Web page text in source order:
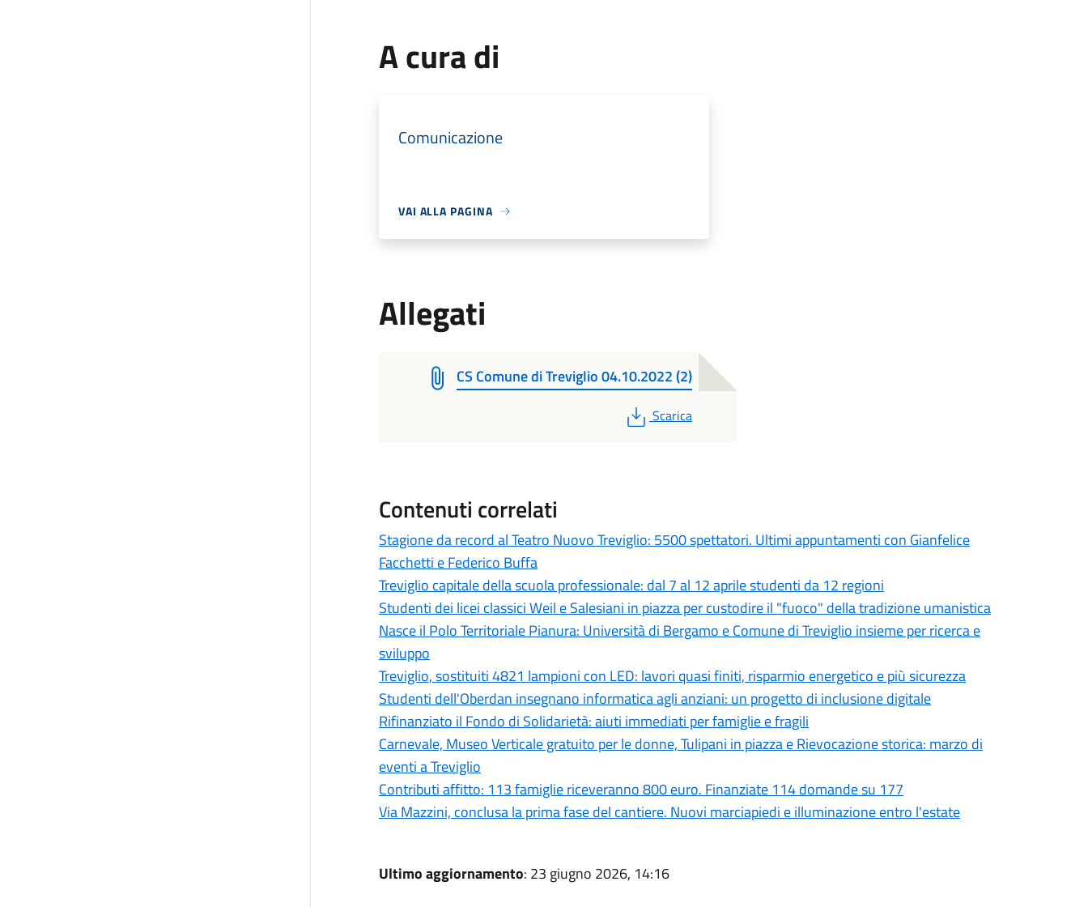
A cura di
Comunicazione
VAI ALLA PAGINA
Allegati
CS Comune di Treviglio 04.10.2022 (2)
PDF
Scarica
Contenuti correlati
Stagione da record al Teatro Nuovo Treviglio: 5500 spettatori. Ultimi appuntamenti con Gianfelice
Facchetti e Federico Buffa
Treviglio capitale della scuola professionale: dal 7 al 12 aprile studenti da 12 regioni
Studenti dei licei classici Weil e Salesiani in piazza per custodire il "fuoco" della tradizione umanistica
Nasce il Polo Territoriale Pianura: Università di Bergamo e Comune di Treviglio insieme per ricerca e
sviluppo
Treviglio, sostituiti 4821 lampioni con LED: lavori quasi finiti, risparmio energetico e più sicurezza
Studenti dell'Oberdan insegnano informatica agli anziani: un progetto di inclusione digitale
Rifinanziato il Fondo di Solidarietà: aiuti immediati per famiglie e fragili
Carnevale, Museo Verticale gratuito per le donne, Tulipani in piazza e Rievocazione storica: marzo di
eventi a Treviglio
Contributi affitto: 113 famiglie riceveranno 800 euro. Finanziate 114 domande su 177
Via Mazzini, conclusa la prima fase del cantiere. Nuovi marciapiedi e illuminazione entro l'estate
Ultimo aggiornamento: 23 giugno 2026, 14:16